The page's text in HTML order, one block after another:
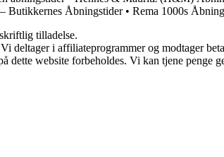
Butikkernes Åbningstider• Rema 1000s
tilladelse.
deltager i affiliateprogrammer og modtager
dette website forbeholdes. Vi kan tjene penge